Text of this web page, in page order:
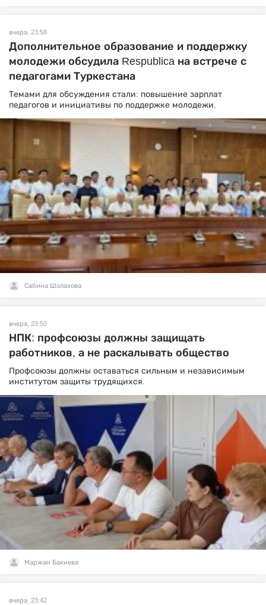
вчера, 23:58
Дополнительное образование и поддержку
молодежи обсудила Respublica на встрече с
педагогами Туркестана
Темами для обсуждения стали: повышение зарплат
педагогов и инициативы по поддержке молодежи.
Сабина Шолахова
вчера, 23:50
НПК: профсоюзы должны защищать
работников, а не раскалывать общество
Профсоюзы должны оставаться сильным и независимым
институтом защиты трудящихся.
Маржан Бакиева
вчера, 23:42